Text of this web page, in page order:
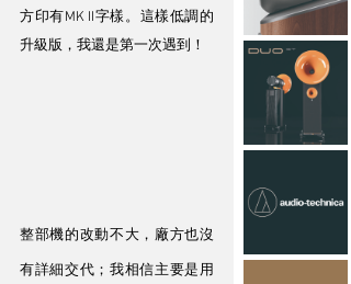
方印有MK II字樣。這樣低調的
升級版，我還是第一次遇到！
整部機的改動不大，廠方也沒
有詳細交代；我相信主要是用